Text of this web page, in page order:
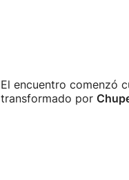
El encuentro comenzó
transformado por